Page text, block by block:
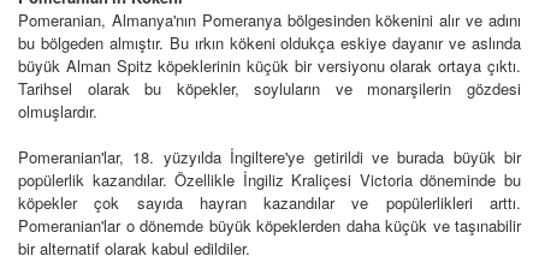
Pomeranian, Almanya'nın Pomeranya bölgesinden kökenini alır ve adını
bu bölgeden almıştır. Bu ırkın kökeni oldukça eskiye dayanır ve aslında
büyük Alman Spitz köpeklerinin küçük bir versiyonu olarak ortaya çıktı.
Tarihsel olarak bu köpekler, soyluların ve monarşilerin gözdesi
olmuşlardır.
Pomeranian'lar, 18. yüzyılda İngiltere'ye getirildi ve burada büyük bir
popülerlik kazandılar. Özellikle İngiliz Kraliçesi Victoria döneminde bu
köpekler çok sayıda hayran kazandılar ve popülerlikleri arttı.
Pomeranian'lar o dönemde büyük köpeklerden daha küçük ve taşınabilir
bir alternatif olarak kabul edildiler.